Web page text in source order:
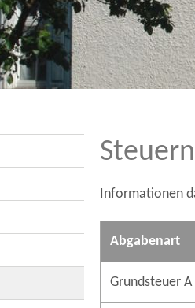
Informationen
Abgabenart
Grundsteuer A